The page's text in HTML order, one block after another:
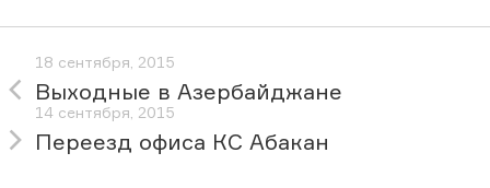
18 сентября, 2015
Выходные в Азербайджане
14 сентября, 2015
Переезд офиса КС Абакан